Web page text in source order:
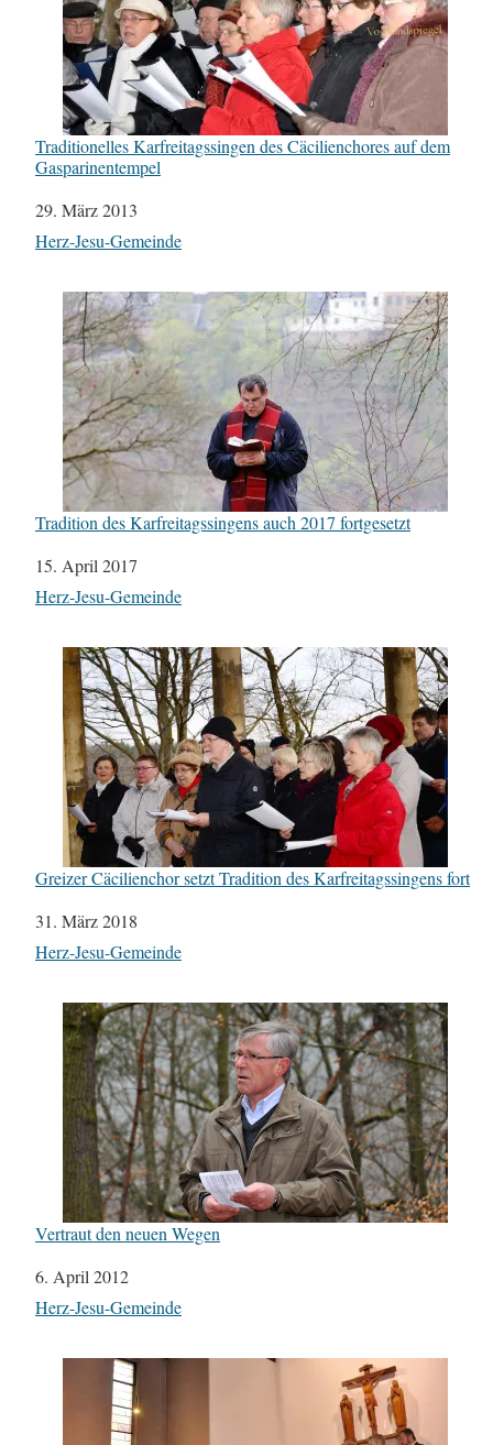
Traditionelles Karfreitagssingen des Cäcilienchores auf dem
Gasparinentempel
Datum
29. März 2013
In Bezug auf
Herz-Jesu-Gemeinde
Tradition des Karfreitagssingens auch 2017 fortgesetzt
Datum
15. April 2017
In Bezug auf
Herz-Jesu-Gemeinde
Greizer Cäcilienchor setzt Tradition des Karfreitagssingens fort
Datum
31. März 2018
In Bezug auf
Herz-Jesu-Gemeinde
Vertraut den neuen Wegen
Datum
6. April 2012
In Bezug auf
Herz-Jesu-Gemeinde